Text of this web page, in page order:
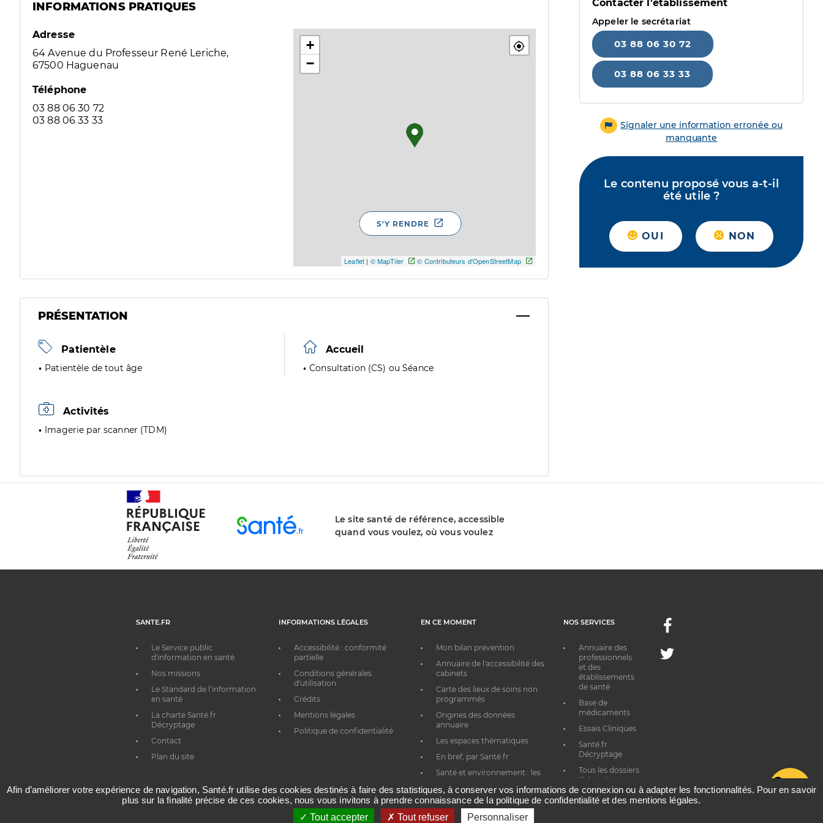
INFORMATIONS PRATIQUES
Adresse
64 Avenue du Professeur René Leriche,
67500 Haguenau
Téléphone
03 88 06 30 72
03 88 06 33 33
+
−
Leaflet | © MapTiler © Contributeurs d'OpenStreetMap
S'Y RENDRE
PRÉSENTATION
Patientèle
Patientèle de tout âge
Accueil
Consultation (CS) ou Séance
Activités
Imagerie par scanner (TDM)
Contacter l'établissement
Appeler le secrétariat
03 88 06 30 72
03 88 06 33 33
Signaler une information erronée ou
manquante
Le contenu proposé vous a-t-il
été utile ?
OUI NON
Le site santé de référence, accessible
quand vous voulez, où vous voulez
SANTE.FR
Le Service public
d'information en santé
Nos missions
Le Standard de l’information
en santé
La charte Santé.fr
Décryptage
Contact
Plan du site
INFORMATIONS LÉGALES
Accessibilité : conformité
partielle
Conditions générales
d'utilisation
Crédits
Mentions légales
Politique de confidentialité
EN CE MOMENT
Mon bilan prévention
Annuaire de l'accessibilité des
cabinets
Carte des lieux de soins non
programmés
Origines des données
annuaire
Les espaces thématiques
En bref, par Santé.fr
Santé et environnement : les
NOS SERVICES
Annuaire des
professionnels
et des
établissements
de santé
Base de
médicaments
Essais Cliniques
Santé.fr
Décryptage
Tous les dossiers
thématiques
Facebook
Twitter
Afin d’améliorer votre expérience de navigation, Santé.fr utilise des cookies destinés à faire des statistiques, à conserver vos informations de connexion ou à adapter les fonctionnalités. Pour en savoir
plus sur la finalité précise de ces cookies, nous vous invitons à prendre connaissance de la politique de confidentialité et des mentions légales.
Tout accepter
Tout refuser Personnaliser